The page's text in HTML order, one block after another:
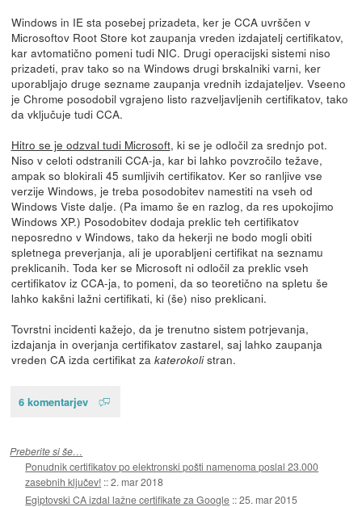
Windows in IE sta posebej prizadeta, ker je CCA uvrščen v
Microsoftov Root Store kot zaupanja vreden izdajatelj certifikatov,
kar avtomatično pomeni tudi NIC. Drugi operacijski sistemi niso
prizadeti, prav tako so na Windows drugi brskalniki varni, ker
uporabljajo druge sezname zaupanja vrednih izdajateljev. Vseeno
je Chrome posodobil vgrajeno listo razveljavljenih certifikatov, tako
da vključuje tudi CCA.
Hitro se je odzval tudi Microsoft, ki se je odločil za srednjo pot.
Niso v celoti odstranili CCA-ja, kar bi lahko povzročilo težave,
ampak so blokirali 45 sumljivih certifikatov. Ker so ranljive vse
verzije Windows, je treba posodobitev namestiti na vseh od
Windows Viste dalje. (Pa imamo še en razlog, da res upokojimo
Windows XP.) Posodobitev dodaja preklic teh certifikatov
neposredno v Windows, tako da hekerji ne bodo mogli obiti
spletnega preverjanja, ali je uporabljeni certifikat na seznamu
preklicanih. Toda ker se Microsoft ni odločil za preklic vseh
certifikatov iz CCA-ja, to pomeni, da so teoretično na spletu še
lahko kakšni lažni certifikati, ki (še) niso preklicani.
Tovrstni incidenti kažejo, da je trenutno sistem potrjevanja,
izdajanja in overjanja certifikatov zastarel, saj lahko zaupanja
vreden CA izda certifikat za katerokolistran.
6 komentarjev
Preberite si še…
Ponudnik certifikatov po elektronski pošti namenoma poslal 23.000
zasebnih ključev! ::2. mar 2018
Egiptovski CA izdal lažne certifikate za Google ::25. mar 2015